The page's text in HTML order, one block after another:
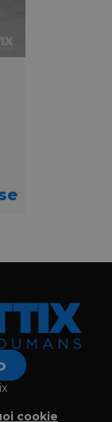
cookie